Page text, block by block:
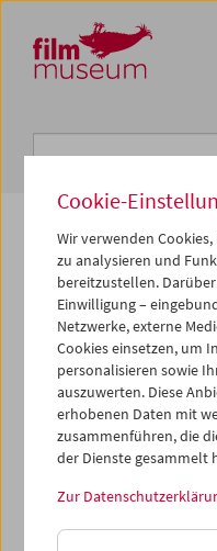
Zum Inhalt
Zum Hauptmenü
Zur Servicenavigation
Zum Suche
Kulturerbe digital
love my cow
1982, Super 8, Farbe,1
Regie:Gustav Deutsch
Sammlung:
Dieser Inhalt von
Cookie-
Wir verwenden
zu analysieren und
bereitzustellen.
Einwilligung –
Netzwerke, externe
Cookies einsetzen, um
personalisieren sowie
auszuwerten. Diese
erhobenen Daten mit
zusammenführen, die
der Dienste gesammelt
Zur